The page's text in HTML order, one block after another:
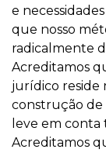
e
que nosso
radicalmente
Acreditamos
jurídico reside
construção de
leve em conta
Acreditamos